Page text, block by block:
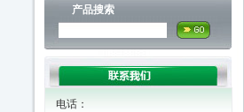
产品搜索
电话：